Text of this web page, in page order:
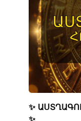
✨
✨